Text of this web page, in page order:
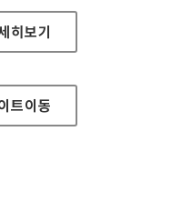
시의회 대표 홈페이지
히보기
트이동